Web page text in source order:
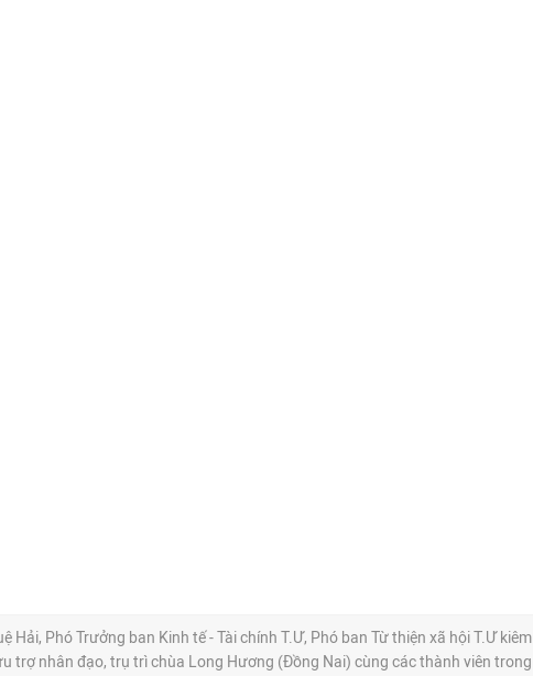
Hải, Phó Trưởng ban Kinh tế - Tài chính T.Ư, Phó ban Từ thiện xã hội T.Ư kiêm
trợ nhân đạo, trụ trì chùa Long Hương (Đồng Nai) cùng các thành viên trong